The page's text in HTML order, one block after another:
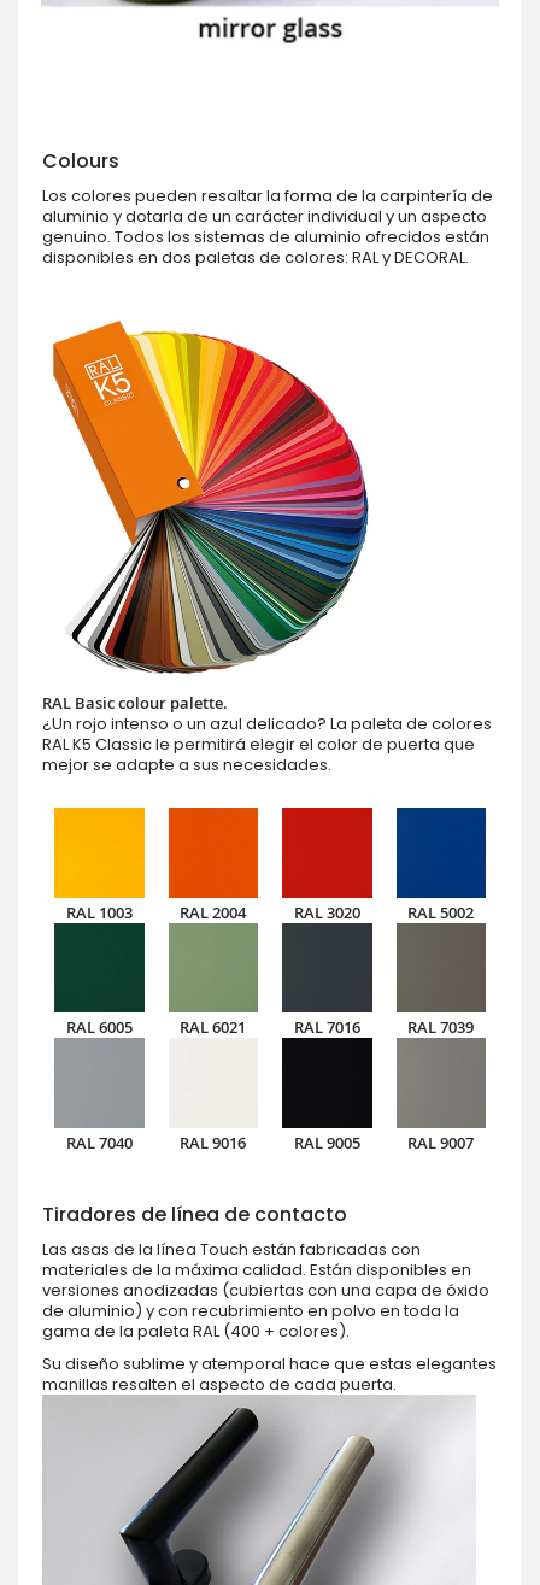
Colours
Los colores pueden resaltar la forma de la carpintería de
aluminio y dotarla de un carácter individual y un aspecto
genuino. Todos los sistemas de aluminio ofrecidos están
disponibles en dos paletas de colores: RAL y DECORAL.
RAL Basic colour palette.
¿Un rojo intenso o un azul delicado? La paleta de colores
RAL K5 Classic le permitirá elegir el color de puerta que
mejor se adapte a sus necesidades.
RAL 1003 RAL 2004 RAL 3020 RAL 5002
RAL 6005 RAL 6021 RAL 7016 RAL 7039
RAL 7040 RAL 9016 RAL 9005 RAL 9007
Tiradores de línea de contacto
Las asas de la línea Touch están fabricadas con
materiales de la máxima calidad. Están disponibles en
versiones anodizadas (cubiertas con una capa de óxido
de aluminio) y con recubrimiento en polvo en toda la
gama de la paleta RAL (400 + colores).
Su diseño sublime y atemporal hace que estas elegantes
manillas resalten el aspecto de cada puerta.